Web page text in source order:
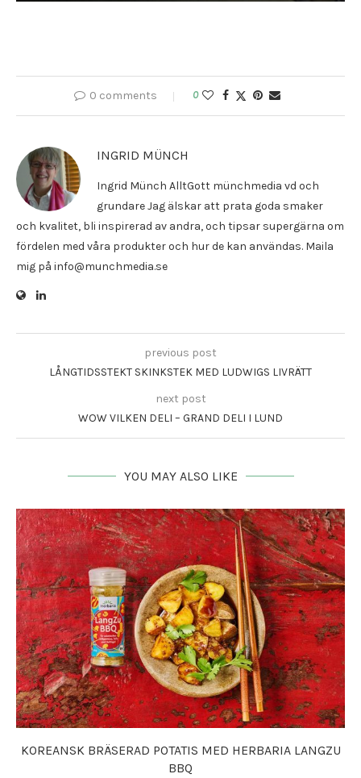
0 comments 0
INGRID MÜNCH
Ingrid Münch AlltGott münchmedia vd och
grundare Jag älskar att prata goda smaker
och kvalitet, bli inspirerad av andra, och tipsar supergärna om
fördelen med våra produkter och hur de kan användas. Maila
mig på info@munchmedia.se
previous post
LÅNGTIDSSTEKT SKINKSTEK MED LUDWIGS LIVRÄTT
next post
WOW VILKEN DELI – GRAND DELI I LUND
YOU MAY ALSO LIKE
KOREANSK BRÄSERAD POTATIS MED HERBARIA LANGZU
BBQ